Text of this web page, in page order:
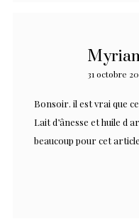
31 octobre
Bonsoir. il est vrai que
Lait d’ânesse et huile d
beaucoup pour cet